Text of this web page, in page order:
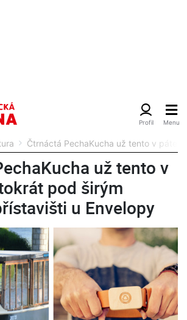
Čtrnáctá PechaKucha už tento v
už tento v
pod širým
u Envelopy